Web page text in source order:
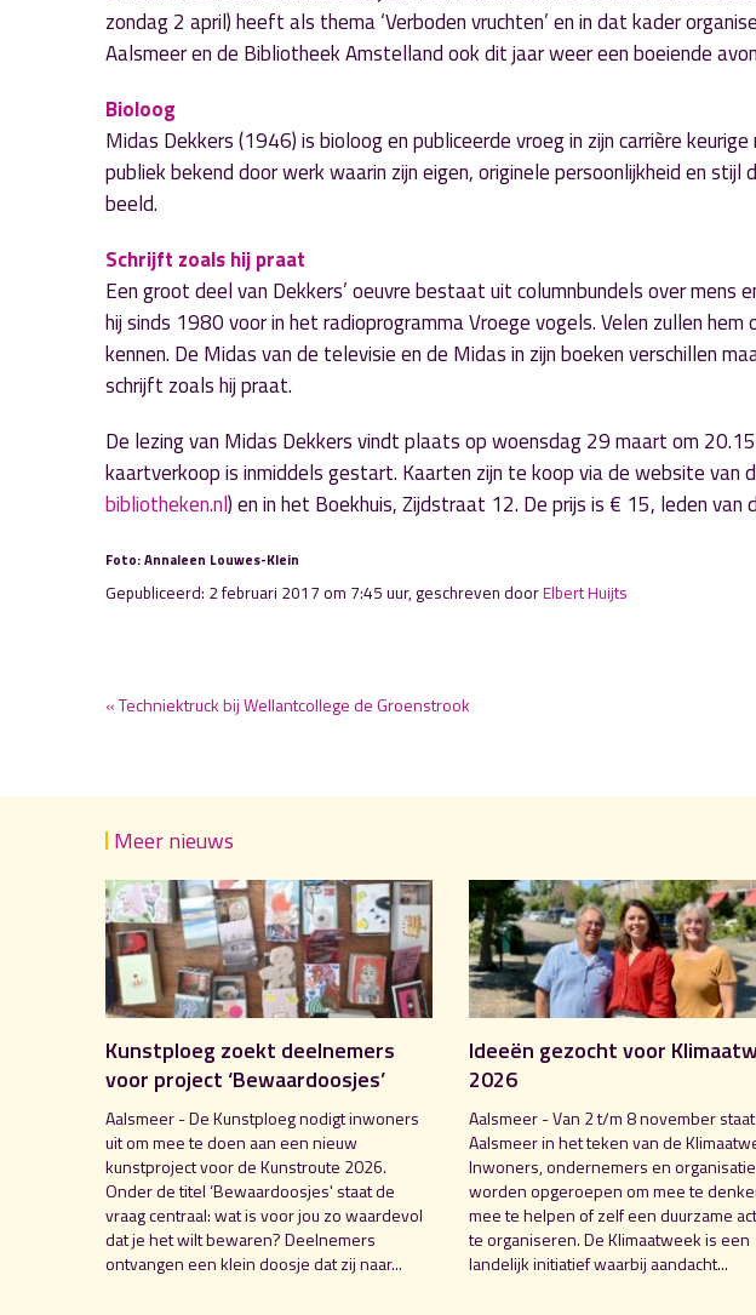
zondag 2 april) heeft als thema ‘Verboden vruchten’ en in dat kader
Aalsmeer en de Bibliotheek Amstelland ook dit jaar weer een boeiende
Bioloog
Midas Dekkers (1946) is bioloog en publiceerde vroeg in zijn carrière
publiek bekend door werk waarin zijn eigen, originele persoonlijkheid en
beeld.
Schrijft zoals hij praat
Een groot deel van Dekkers’ oeuvre bestaat uit columnbundels over mens
hij sinds 1980 voor in het radioprogramma Vroege vogels. Velen zullen
kennen. De Midas van de televisie en de Midas in zijn boeken verschillen
schrijft zoals hij praat.
De lezing van Midas Dekkers vindt plaats op woensdag 29 maart om
kaartverkoop is inmiddels gestart. Kaarten zijn te koop via de website van
bibliotheken.nl) en in het Boekhuis, Zijdstraat 12. De prijs is € 15, leden
Foto: Annaleen Louwes-Klein
Gepubliceerd: 2 februari 2017 om 7:45 uur, geschreven doorElbert Huijts
« Techniektruck bij Wellantcollege de Groenstrook
Meer nieuws
Kunstploeg zoekt deelnemers
voor project ‘Bewaardoosjes’
Aalsmeer - De Kunstploeg nodigt inwoners
uit om mee te doen aan een nieuw
kunstproject voor de Kunstroute 2026.
Onder de titel ‘Bewaardoosjes' staat de
vraag centraal: wat is voor jou zo waardevol
dat je het wilt bewaren? Deelnemers
ontvangen een klein doosje dat zij naar...
Ideeën gezocht voor
2026
Aalsmeer - Van 2 t/m 8 november staat
Aalsmeer in het teken van de
Inwoners, ondernemers en
worden opgeroepen om mee te
mee te helpen of zelf een duurzame
te organiseren. De Klimaatweek is een
landelijk initiatief waarbij aandacht...